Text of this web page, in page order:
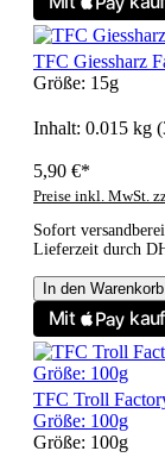
TFC Giessharz
Größe: 15g
Inhalt: 0.015 kg
5,90 €*
Preise inkl. MwSt.
Sofort
Lieferzeit durch
In den Warenkorb
TFC Troll
Größe: 100g
Größe: 100g